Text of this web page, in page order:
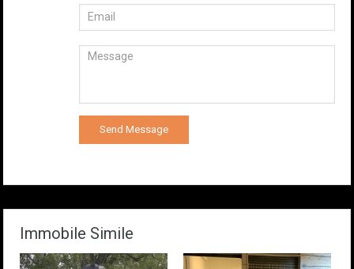
Immobile Simile